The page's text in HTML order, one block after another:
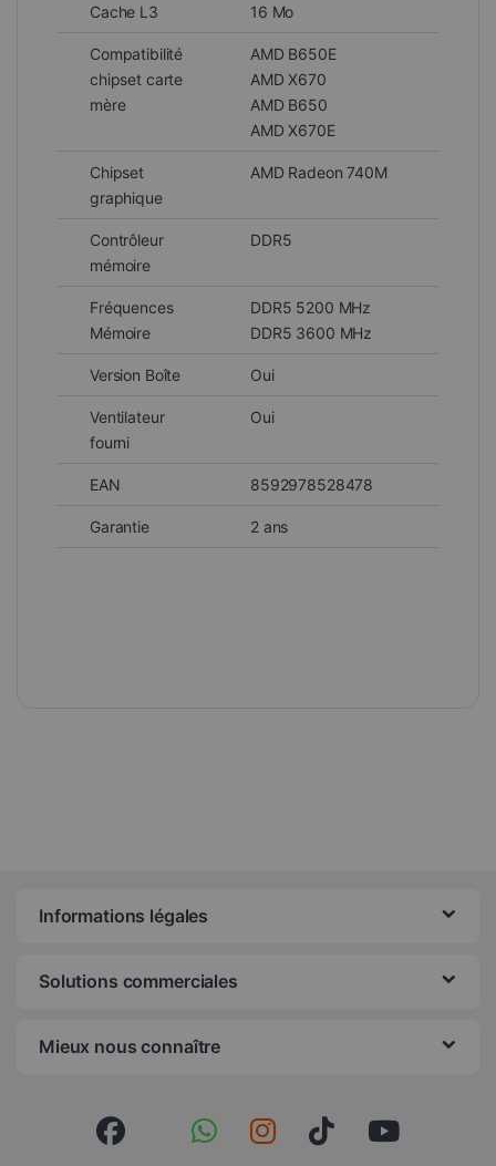
Cache L3 16 Mo
Compatibilité
chipset carte
mère
AMD B650E
AMD X670
AMD B650
AMD X670E
Chipset
graphique
AMD Radeon 740M
Contrôleur
mémoire
DDR5
Fréquences
Mémoire
DDR5 5200 MHz
DDR5 3600 MHz
Version Boîte Oui
Ventilateur
fourni
Oui
EAN 8592978528478
Garantie 2 ans
Informations légales
Solutions commerciales
Mieux nous connaître